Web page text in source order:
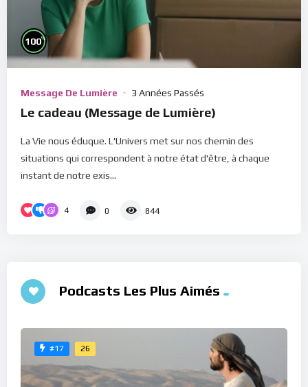
100%
Message De Lumière 3 Années Passés
Le cadeau (Message de Lumière)
La Vie nous éduque. L'Univers met sur nos chemin des
situations qui correspondent à notre état d'être, à chaque
instant de notre exis...
4 0 844
Podcasts Les Plus Aimés
#17 26